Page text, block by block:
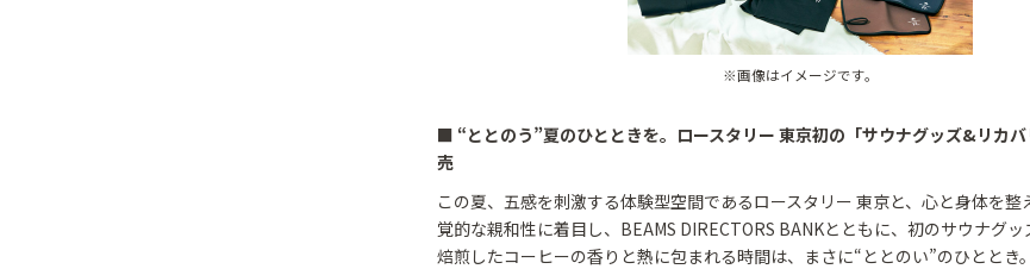
※画像はイメージです。
■ “ととのう”夏のひとときを。ロースタリー 東京初の「サウナグッズ&リカ
売
この夏、五感を刺激する体験型空間であるロースタリー 東京と、心と身体を整
覚的な親和性に着目し、BEAMS DIRECTORS BANKとともに、初のサウナグッ
焙煎したコーヒーの香りと熱に包まれる時間は、まさに“ととのい”のひととき